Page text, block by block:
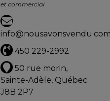
et commercial
450 229-2992
50 rue morin,
Sainte-Adèle, Québec
J8B 2P7